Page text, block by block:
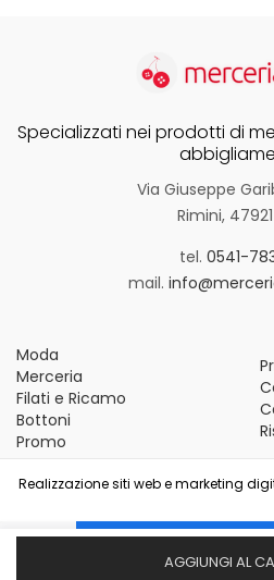
AGGIUNGI AL
Specializzati nei prodotti di
Via Giuseppe
Rimini,
tel. 0541-
mail.
Moda
Merceria
Filati e Ricamo
Bottoni
Promo
Realizzazione siti web e marketing